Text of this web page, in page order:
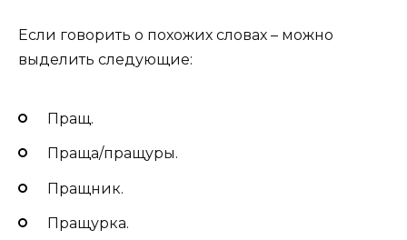
Если говорить о похожих словах – можно
выделить следующие:
Пращ.
Праща/пращуры.
Пращник.
Пращурка.